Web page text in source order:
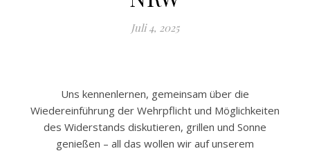
Juli 4, 2025
Uns kennenlernen, gemeinsam über die
Wiedereinführung der Wehrpflicht und Möglichkeiten
des Widerstands diskutieren, grillen und Sonne
genießen – all das wollen wir auf unserem